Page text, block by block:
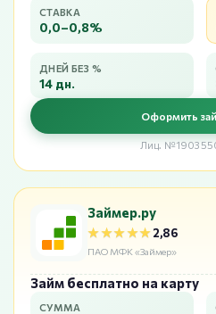
СТАВКА
0,0–0,8%
ДНЕЙ БЕЗ %
14 дн.
Оформить
Лиц.
Займер.ру
★★★★★
★★★★★2,86
ПАО МФК «Займер»
Займ бесплатно на карту
СУММА